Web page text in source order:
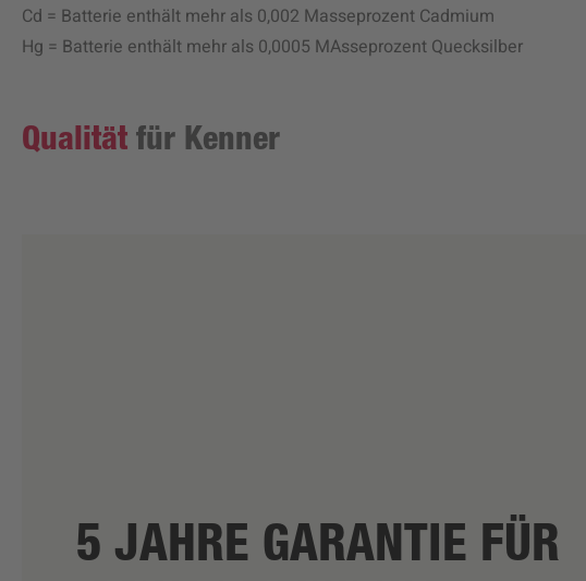
Cd = Batterie enthält mehr als 0,002 Masseprozent Cadmium
Hg = Batterie enthält mehr als 0,0005 MAsseprozent Quecksilber
Qualität für Kenner
5 JAHRE GARANTIE FÜR